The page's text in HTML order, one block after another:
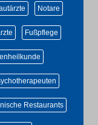
Notare
Fußpflege
Restaurants